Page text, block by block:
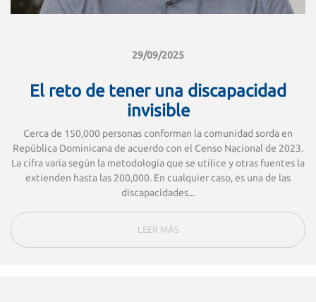
29/09/2025
El reto de tener una discapacidad
invisible
Cerca de 150,000 personas conforman la comunidad sorda en
República Dominicana de acuerdo con el Censo Nacional de 2023.
La cifra varía según la metodología que se utilice y otras fuentes la
extienden hasta las 200,000. En cualquier caso, es una de las
discapacidades...
LEER MÁS